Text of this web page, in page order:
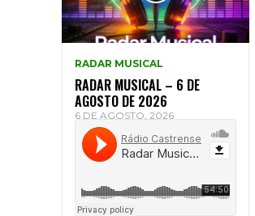
RADAR MUSICAL
RADAR MUSICAL – 6 DE
AGOSTO DE 2026
6 DE AGOSTO, 2026